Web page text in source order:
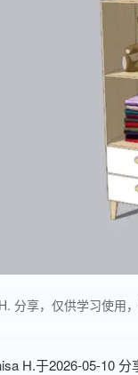
分享，仅供学习使用
H.于2026-05-10